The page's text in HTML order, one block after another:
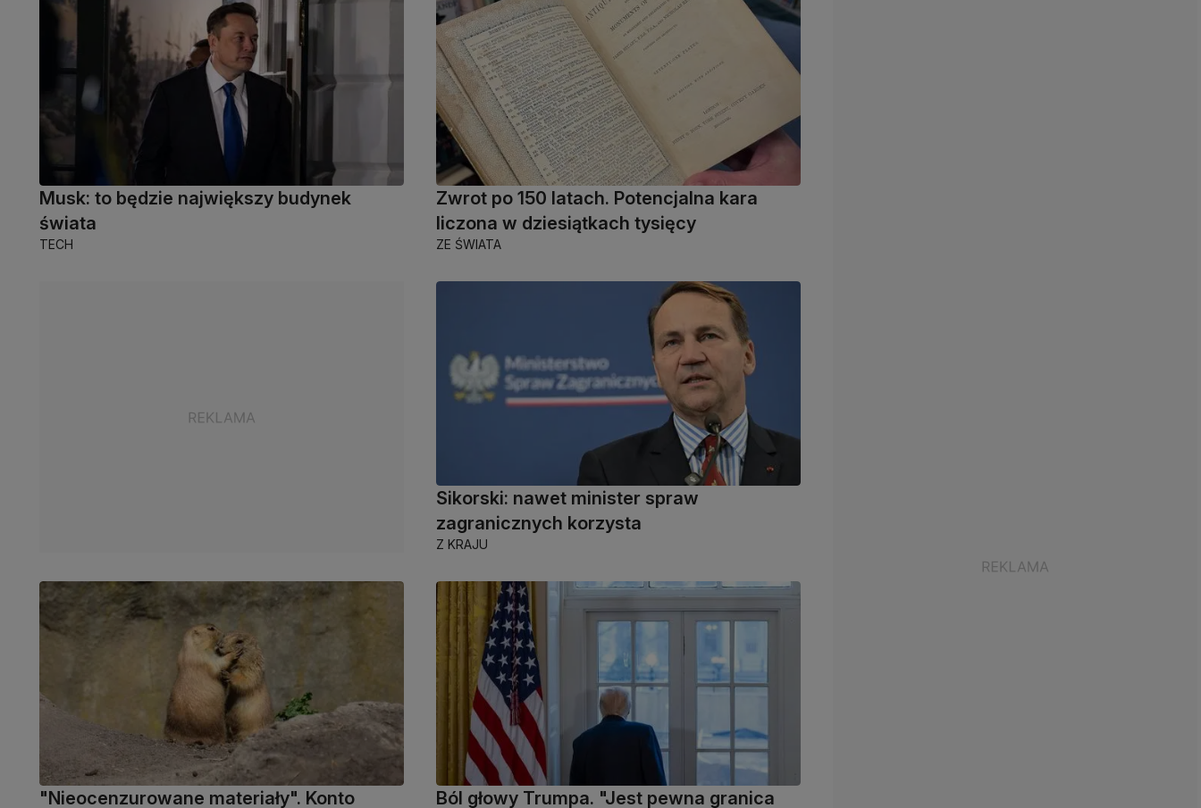
Musk: to będzie największy budynek
świata
TECH
Zwrot po 150 latach. Potencjalna kara
liczona w dziesiątkach tysięcy
ZE ŚWIATA
Sikorski: nawet minister spraw
zagranicznych korzysta
Z KRAJU
"Nieocenzurowane materiały". Konto Ból głowy Trumpa. "Jest pewna granica